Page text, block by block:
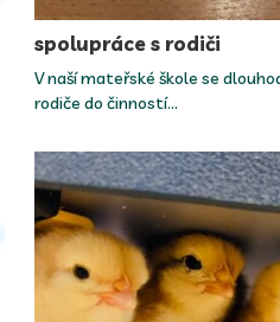
spolupráce s rodiči
V naší mateřské škole se
rodiče do činností…